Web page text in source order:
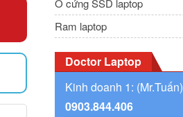
Ram laptop
Doctor Laptop
Kinh doanh 1: (Mr.Tuấn)
0903.844.406